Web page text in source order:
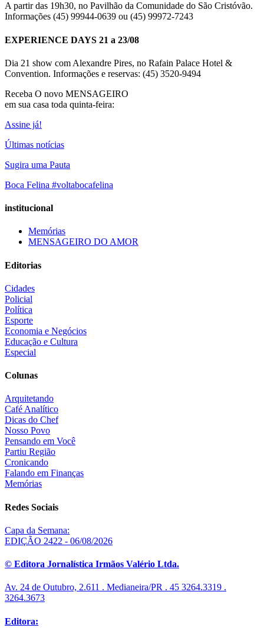
A partir das 19h30, no Pavilhão da Comunidade do São Cristóvão.
Informações (45) 99944-0639 ou (45) 99972-7243
EXPERIENCE DAYS 21 a 23/08
Dia 21 show com Alexandre Pires, no Rafain Palace Hotel &
Convention. Informações e reservas: (45) 3520-9494
Receba O novo MENSAGEIRO
em sua casa toda quinta-feira:
Assine já!
Últimas notícias
Sugira uma Pauta
Boca Felina #voltabocafelina
institucional
Memórias
MENSAGEIRO DO AMOR
Editorias
Cidades
Policial
Política
Esporte
Economia e Negócios
Educação e Cultura
Especial
Colunas
Arquitetando
Café Analítico
Dicas do Chef
Nosso Povo
Pensando em Você
Partiu Região
Cronicando
Falando em Finanças
Memórias
Redes Sociais
Capa da Semana:
EDIÇÃO 2422 - 06/08/2026
© Editora Jornalística Irmãos Valério Ltda.
Av. 24 de Outubro, 2.611 . Medianeira/PR . 45 3264.3319 .
3264.3673
Editora: